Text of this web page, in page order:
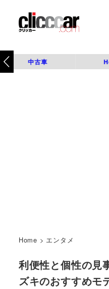
中古車
Home > エンタメ
利便性と個性の見
ズキのおすすめモ